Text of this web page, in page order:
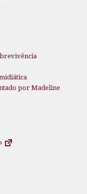
por Madeline